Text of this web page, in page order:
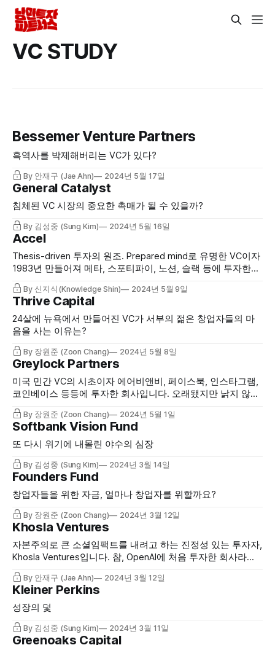
VC STUDY
Bessemer Venture Partners
흑역사를 박제해버리는 VC가 있다?
By 안재구 (Jae Ahn) 2024년 5월 17일
General Catalyst
침체된 VC 시장의 중요한 촉매가 될 수 있을까?
By 김성중 (Sung Kim) 2024년 5월 16일
Accel
Thesis-driven 투자의 원조. Prepared mind로 유명한 VC이자
1983년 만들어져 메타, 스포티파이, 노션, 슬랙 등에 투자한
Accel에 대해서 알아보겠습니다.
By 신지식(Knowledge Shin) 2024년 5월 9일
Thrive Capital
24살에 뉴욕에서 만들어진 VC가 서부의 젊은 창업자들의 마
음을 사는 이유는?
By 장원준 (Zoon Chang) 2024년 5월 8일
Greylock Partners
미국 민간 VC의 시초이자 에어비앤비, 페이스북, 인스타그램,
코인베이스 등등에 투자한 회사입니다. 오래됐지만 낡지 않은
VC를 알아보려합니다.
By 장원준 (Zoon Chang) 2024년 5월 1일
Softbank Vision Fund
또 다시 위기에 내몰린 야수의 심장
By 김성중 (Sung Kim) 2024년 3월 14일
Founders Fund
창업자들을 위한 자금, 얼마나 창업자를 위할까요?
By 장원준 (Zoon Chang) 2024년 3월 12일
Khosla Ventures
자본주의로 큰 소셜임팩트를 내려고 하는 진정성 있는 투자자,
Khosla Ventures입니다. 참, OpenAI에 처음 투자한 회사라고
도 말했던가요?
By 안재구 (Jae Ahn) 2024년 3월 12일
Kleiner Perkins
성장의 덫
By 김성중 (Sung Kim) 2024년 3월 11일
Greenoaks Capital